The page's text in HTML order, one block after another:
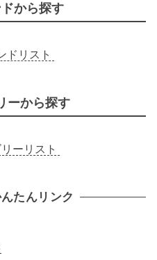
から探す
ドリスト
ーから探す
ーリスト
たんリンク